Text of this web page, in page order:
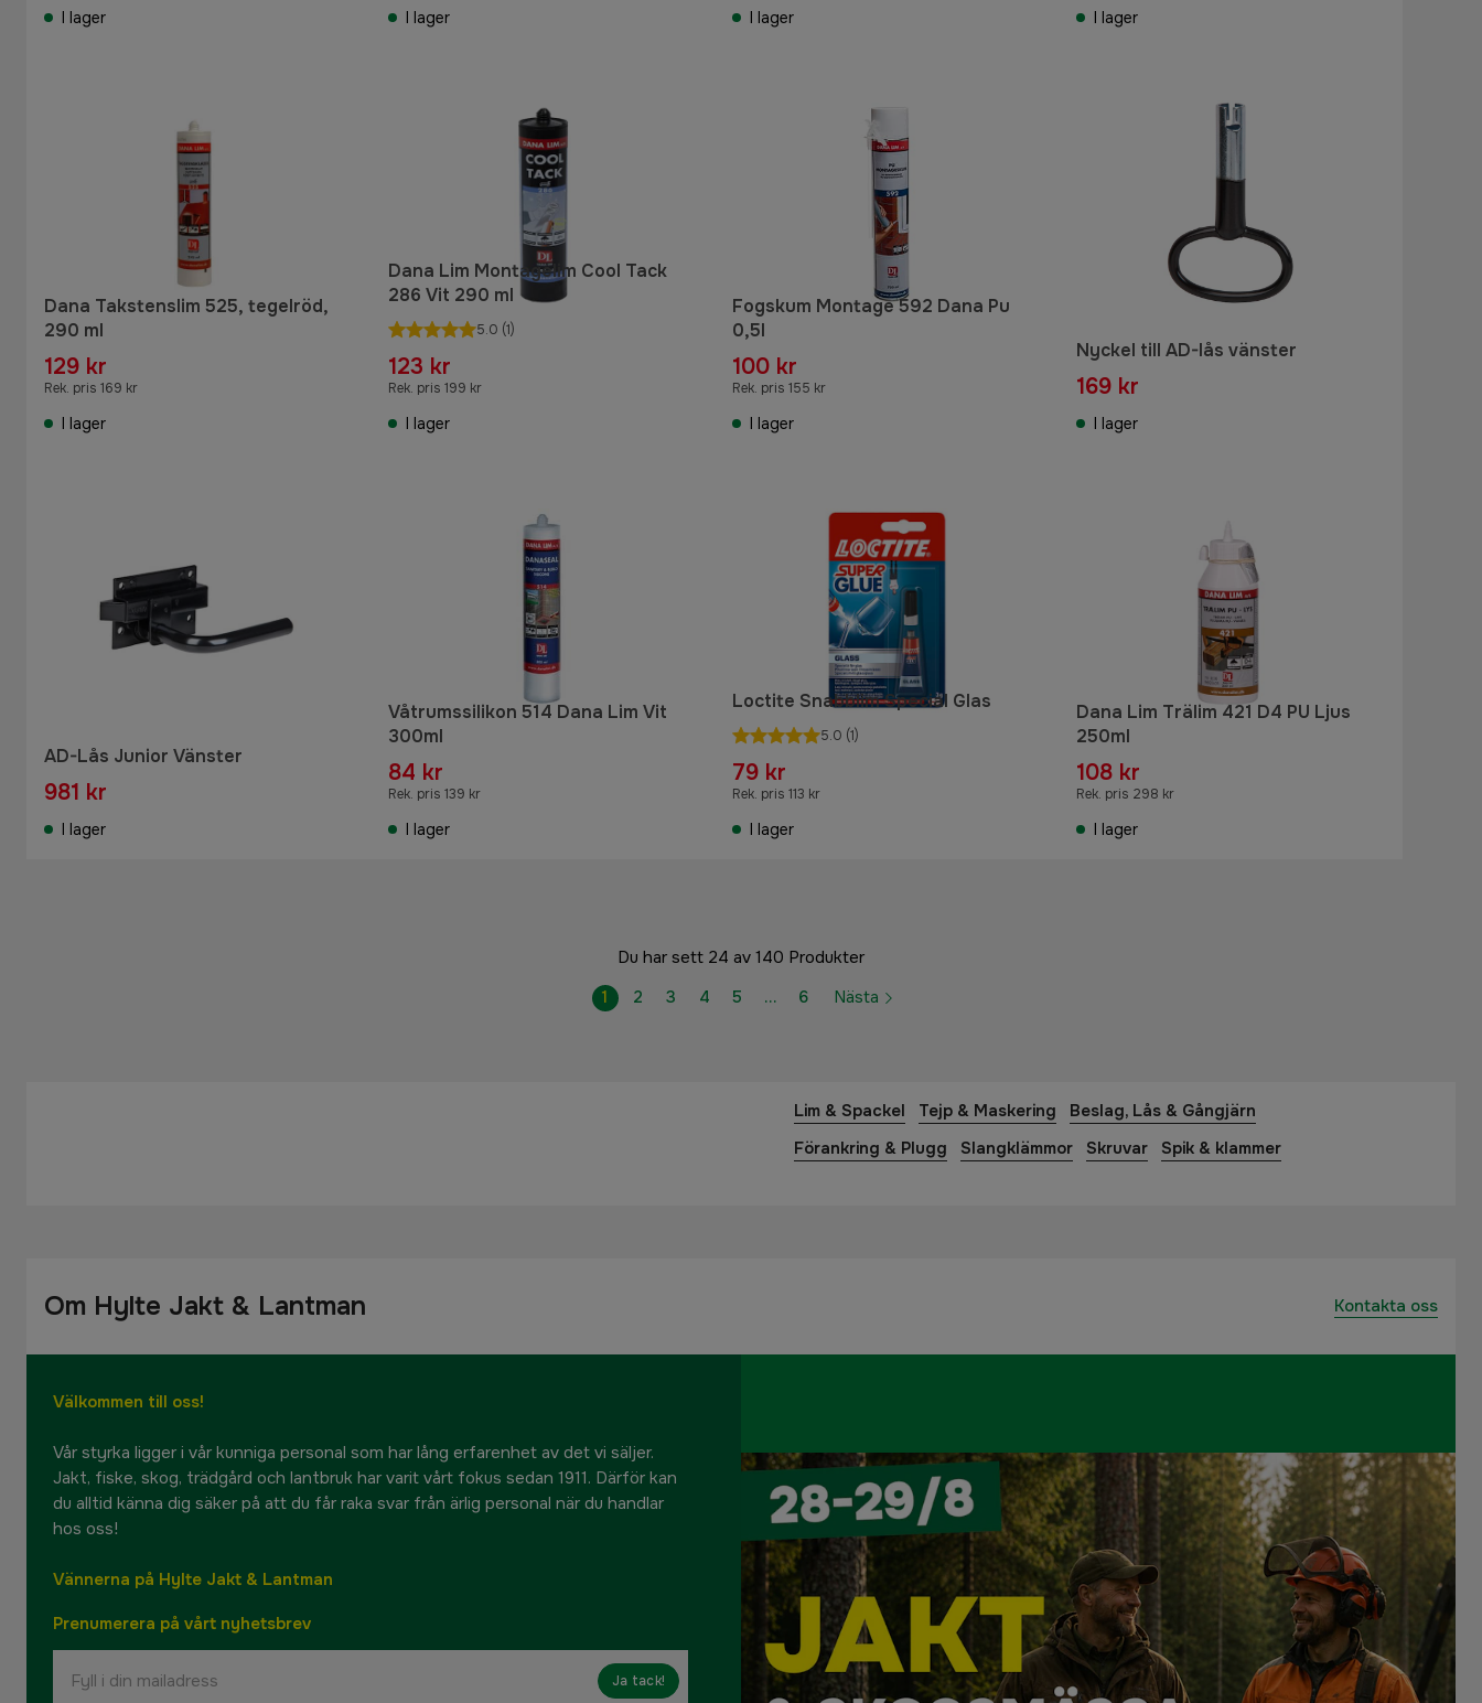
I lager I lager I lager I lager
Dana Takstenslim 525, tegelröd,
290 ml
129 kr
Rek. pris 169 kr
I lager
Dana Lim Montagelim Cool Tack
286 Vit 290 ml
5.0 (1)
123 kr
Rek. pris 199 kr
I lager
Fogskum Montage 592 Dana Pu
0,5l
100 kr
Rek. pris 155 kr
I lager
Nyckel till AD-lås vänster
169 kr
I lager
AD-Lås Junior Vänster
981 kr
I lager
Våtrumssilikon 514 Dana Lim Vit
300ml
84 kr
Rek. pris 139 kr
I lager
Loctite Snabblim Special Glas
5.0 (1)
79 kr
Rek. pris 113 kr
I lager
Dana Lim Trälim 421 D4 PU Ljus
250ml
108 kr
Rek. pris 298 kr
I lager
Du har sett 24 av 140 Produkter
1
2 3 4 5 … 6 Nästa
Lim & Spackel Tejp & Maskering
Beslag, Lås & Gångjärn
Förankring & Plugg
Slangklämmor Skruvar Spik & klammer
Om Hylte Jakt & Lantman Kontakta oss
Välkommen till oss!
Vår styrka ligger i vår kunniga personal som har lång erfarenhet av det vi säljer.
Jakt, fiske, skog, trädgård och lantbruk har varit vårt fokus sedan 1911. Därför kan
du alltid känna dig säker på att du får raka svar från ärlig personal när du handlar
hos oss!
Vännerna på Hylte Jakt & Lantman
Prenumerera på vårt nyhetsbrev
Ja tack!